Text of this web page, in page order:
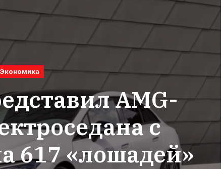
Экономика
AMG-
с
617 «лошадей»